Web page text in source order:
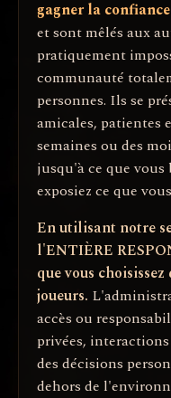
gagner la
et sont mêlés aux
pratiquement
communauté
personnes. Ils se
amicales, patientes
semaines ou des
jusqu'à ce que vous
exposiez ce que
En utilisant notre
l'ENTIÈRE
que vous
joueurs.
accès ou
privées,
des décisions
dehors de